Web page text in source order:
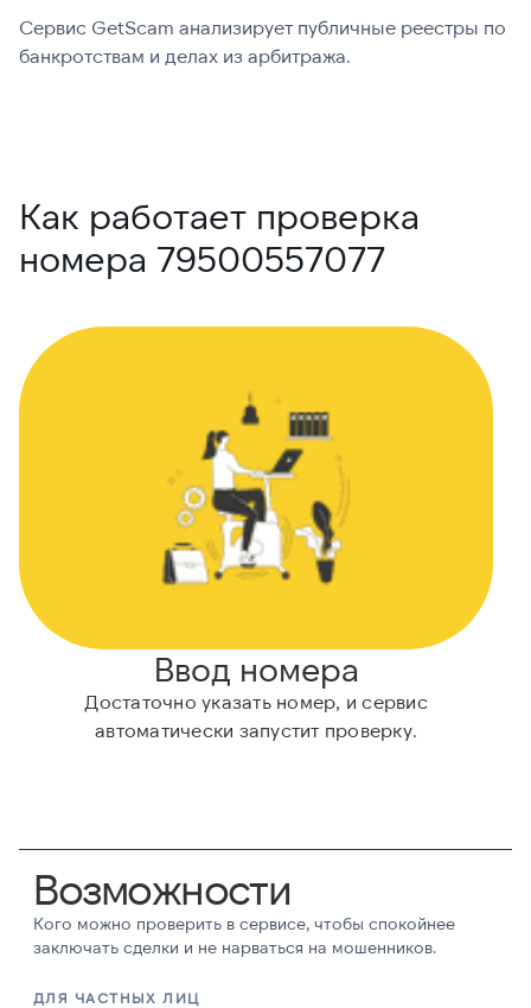
Сервис GetScam анализирует публичные реестры по
банкротствам и делах из арбитража.
Как работает проверка
номера 79500557077
Ввод номера
Достаточно указать номер, и сервис
автоматически запустит проверку.
Возможности
Кого можно проверить в сервисе, чтобы спокойнее
заключать сделки и не нарваться на мошенников.
ДЛЯ ЧАСТНЫХ ЛИЦ